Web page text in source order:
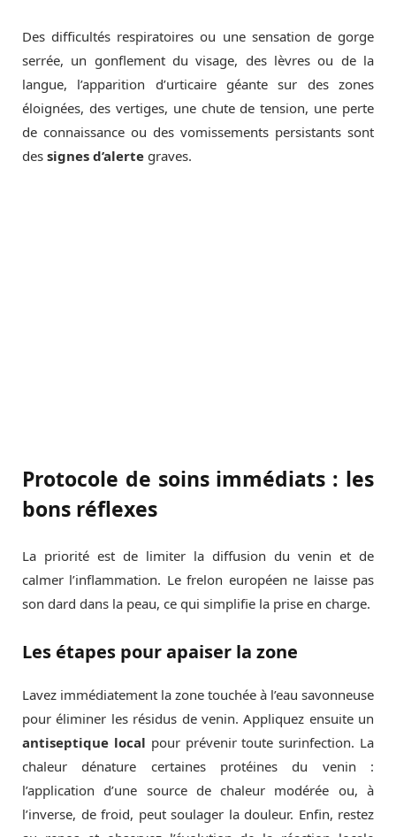
Des difficultés respiratoires ou une sensation de gorge
serrée, un gonflement du visage, des lèvres ou de la
langue, l’apparition d’urticaire géante sur des zones
éloignées, des vertiges, une chute de tension, une perte
de connaissance ou des vomissements persistants sont
des signes d’alerte graves.
Protocole de soins immédiats : les
bons réflexes
La priorité est de limiter la diffusion du venin et de
calmer l’inflammation. Le frelon européen ne laisse pas
son dard dans la peau, ce qui simplifie la prise en charge.
Les étapes pour apaiser la zone
Lavez immédiatement la zone touchée à l’eau savonneuse
pour éliminer les résidus de venin. Appliquez ensuite un
antiseptique local pour prévenir toute surinfection. La
chaleur dénature certaines protéines du venin :
l’application d’une source de chaleur modérée ou, à
l’inverse, de froid, peut soulager la douleur. Enfin, restez